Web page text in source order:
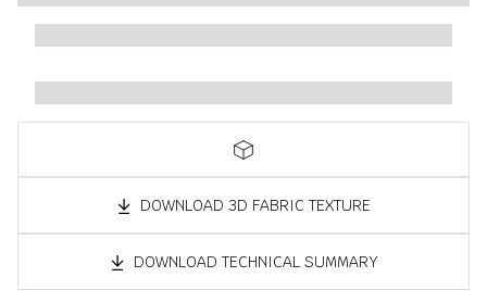
DOWNLOAD 3D FABRIC TEXTURE
DOWNLOAD TECHNICAL SUMMARY